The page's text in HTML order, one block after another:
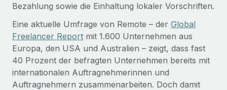
DIENSTLEISTUNGEN
Frag unsere Expert:innen
Hilfe von Expert:innen für globale HR & Compliance
Background-Checks
Einfacheres Bewerber:innen-Screening
Beratung zu Integrationen und KI-Automatisierung
FALLSTUDIEN
So hat der KI-Vorreiter Weaviate sein Team mit
Informationen zu Gehältern und Qualifikationen
Insights Center
Hol dir Unterstützung
Alle Ressourcen anzeigen
Bezahlung sowie die Einhaltung lokaler Vorschriften.
Eine aktuelle Umfrage von Remote – der Global
Freelancer Report mit 1.600 Unternehmen aus
Europa, den USA und Australien – zeigt, dass fast
40 Prozent der befragten Unternehmen bereits mit
internationalen Auftragnehmerinnen und
Auftragnehmern zusammenarbeiten. Doch damit